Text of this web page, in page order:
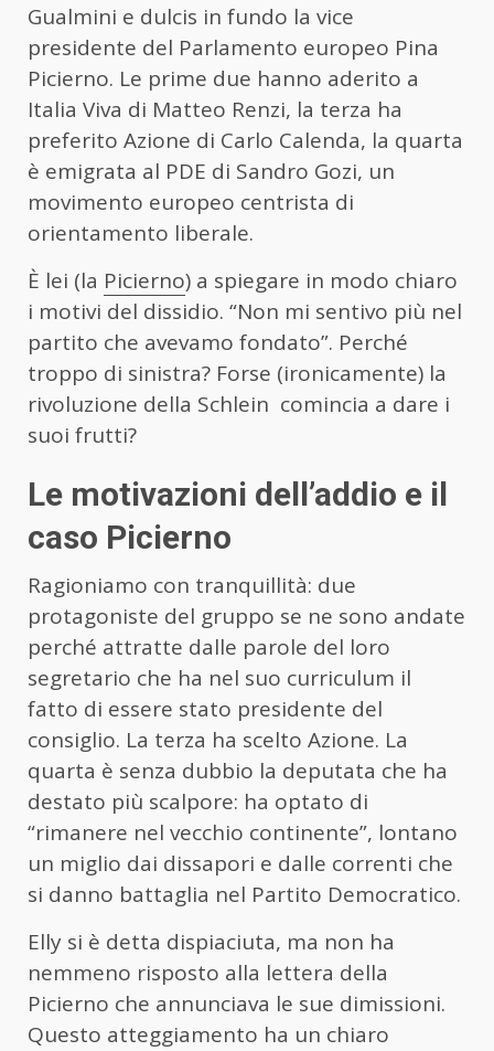
Gualmini e dulcis in fundo la vice
presidente del Parlamento europeo Pina
Picierno. Le prime due hanno aderito a
Italia Viva di Matteo Renzi, la terza ha
preferito Azione di Carlo Calenda, la quarta
è emigrata al PDE di Sandro Gozi, un
movimento europeo centrista di
orientamento liberale.
È lei (la Picierno) a spiegare in modo chiaro
i motivi del dissidio. “Non mi sentivo più nel
partito che avevamo fondato”. Perché
troppo di sinistra? Forse (ironicamente) la
rivoluzione della Schlein comincia a dare i
suoi frutti?
Le motivazioni dell’addio e il
caso Picierno
Ragioniamo con tranquillità: due
protagoniste del gruppo se ne sono andate
perché attratte dalle parole del loro
segretario che ha nel suo curriculum il
fatto di essere stato presidente del
consiglio. La terza ha scelto Azione. La
quarta è senza dubbio la deputata che ha
destato più scalpore: ha optato di
“rimanere nel vecchio continente”, lontano
un miglio dai dissapori e dalle correnti che
si danno battaglia nel Partito Democratico.
Elly si è detta dispiaciuta, ma non ha
nemmeno risposto alla lettera della
Picierno che annunciava le sue dimissioni.
Questo atteggiamento ha un chiaro